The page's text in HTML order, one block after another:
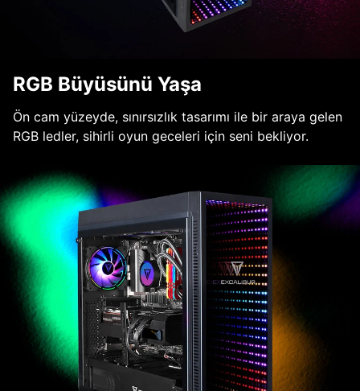
RGB Büyüsünü Yaşa
Ön cam yüzeyde, sınırsızlık tasarımı ile bir araya gelen
RGB ledler, sihirli oyun geceleri için seni bekliyor.